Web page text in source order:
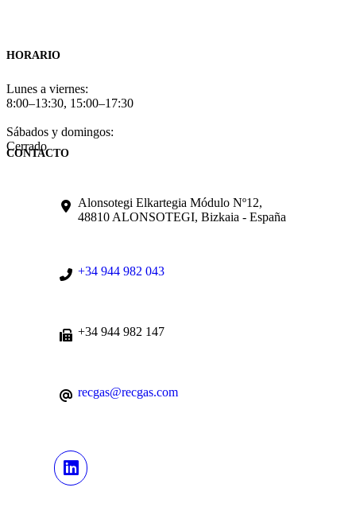
HORARIO
Lunes a viernes:
8:00–13:30, 15:00–17:30
Sábados y domingos:
Cerrado
CONTACTO
Alonsotegi Elkartegia Módulo Nº12,
48810 ALONSOTEGI, Bizkaia - España
+34 944 982 043
+34 944 982 147
recgas@recgas.com